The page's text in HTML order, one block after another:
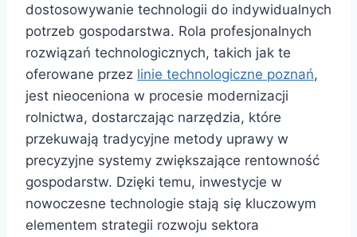
dostosowywanie technologii do indywidualnych
potrzeb gospodarstwa. Rola profesjonalnych
rozwiązań technologicznych, takich jak te
oferowane przez linie technologiczne poznań,
jest nieoceniona w procesie modernizacji
rolnictwa, dostarczając narzędzia, które
przekuwają tradycyjne metody uprawy w
precyzyjne systemy zwiększające rentowność
gospodarstw. Dzięki temu, inwestycje w
nowoczesne technologie stają się kluczowym
elementem strategii rozwoju sektora